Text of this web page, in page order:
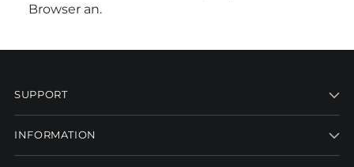
Browser an.
SUPPORT
INFORMATION